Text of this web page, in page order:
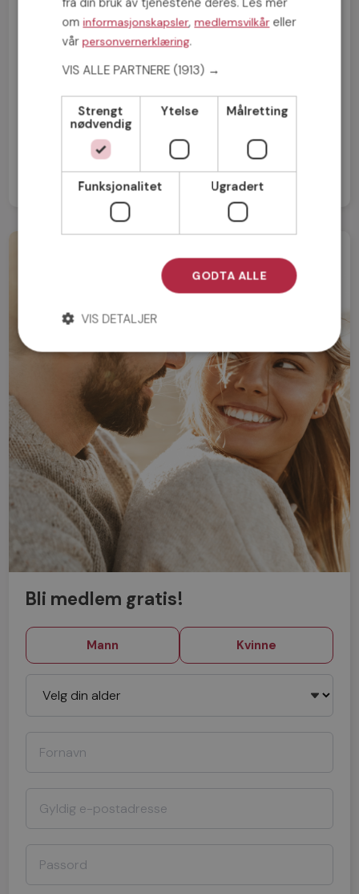
FORRIGE INNLEGG
3 datingtips for deg som har mistet håpet
Bli medlem gratis!
Mann Kvinne
ominformasjonskapsler,medlemsvilkåreller
vårpersonvernerklæring.
VIS ALLE PARTNERE (1913) →
Strengt
nødvendig
Ytelse Målretting
Funksjonalitet Ugradert
GODTA ALLE
VIS DETALJER